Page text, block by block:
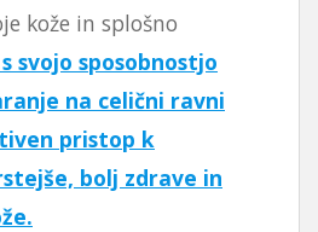
kože in splošno
svojo sposobnostjo
na celični ravni
pristop k
bolj zdrave in